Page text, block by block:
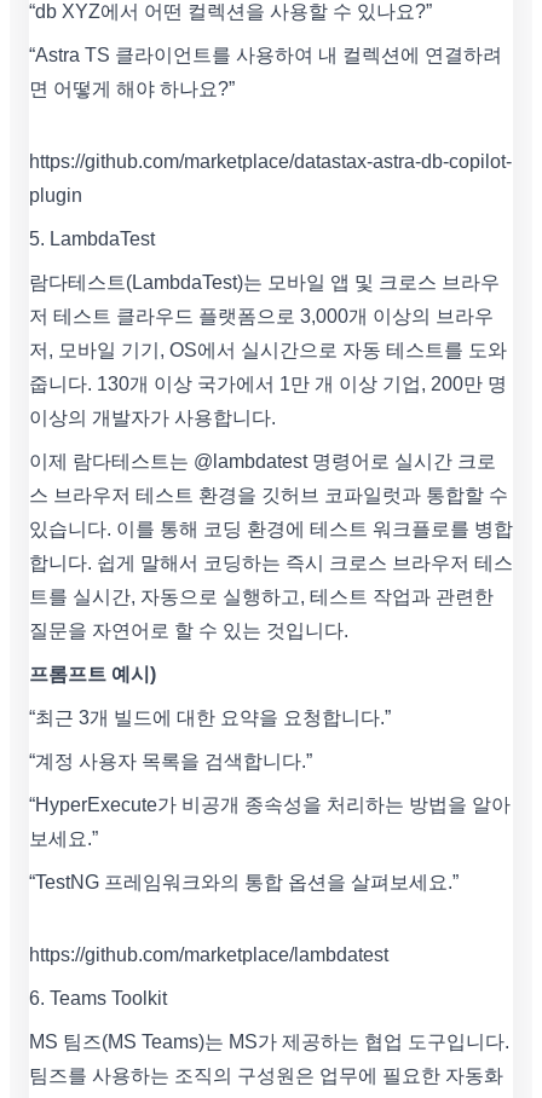
“db XYZ에서 어떤 컬렉션을 사용할 수 있나요?”
“Astra TS 클라이언트를 사용하여 내 컬렉션에 연결하려
면 어떻게 해야 하나요?”
https://github.com/marketplace/datastax-astra-db-copilot-
plugin
5. LambdaTest
람다테스트(LambdaTest)는 모바일 앱 및 크로스 브라우
저 테스트 클라우드 플랫폼으로 3,000개 이상의 브라우
저, 모바일 기기, OS에서 실시간으로 자동 테스트를 도와
줍니다. 130개 이상 국가에서 1만 개 이상 기업, 200만 명
이상의 개발자가 사용합니다.
이제 람다테스트는 @lambdatest 명령어로 실시간 크로
스 브라우저 테스트 환경을 깃허브 코파일럿과 통합할 수
있습니다. 이를 통해 코딩 환경에 테스트 워크플로를 병합
합니다. 쉽게 말해서 코딩하는 즉시 크로스 브라우저 테스
트를 실시간, 자동으로 실행하고, 테스트 작업과 관련한
질문을 자연어로 할 수 있는 것입니다.
프롬프트 예시)
“최근 3개 빌드에 대한 요약을 요청합니다.”
“계정 사용자 목록을 검색합니다.”
“HyperExecute가 비공개 종속성을 처리하는 방법을 알아
보세요.”
“TestNG 프레임워크와의 통합 옵션을 살펴보세요.”
https://github.com/marketplace/lambdatest
6. Teams Toolkit
MS 팀즈(MS Teams)는 MS가 제공하는 협업 도구입니다.
팀즈를 사용하는 조직의 구성원은 업무에 필요한 자동화